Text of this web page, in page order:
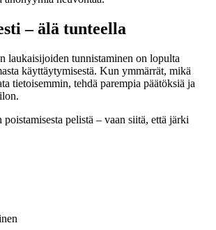
– älä tunteella
laukaisijoiden tunnistaminen on lopulta
käyttäytymisestä. Kun ymmärrät, mikä
tietoisemmin, tehdä parempia päätöksiä ja
pelistä – vaan siitä, että järki